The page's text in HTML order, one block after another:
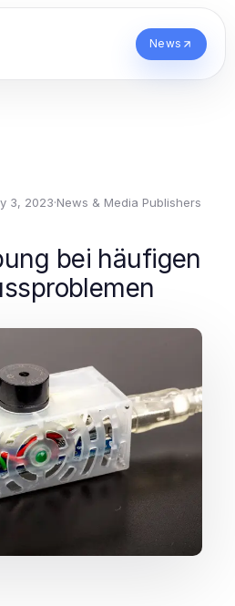
News
3, 2023·News & Media Publishers
bei häufigen